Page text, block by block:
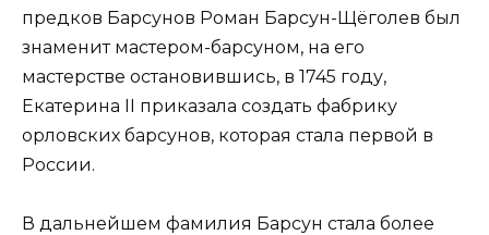
предков Барсунов Роман Барсун-Щёголев был
знаменит мастером-барсуном, на его
мастерстве остановившись, в 1745 году,
Екатерина II приказала создать фабрику
орловских барсунов, которая стала первой в
России.
В дальнейшем фамилия Барсун стала более